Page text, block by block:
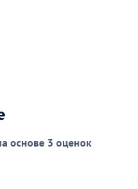
основе 3 оценок